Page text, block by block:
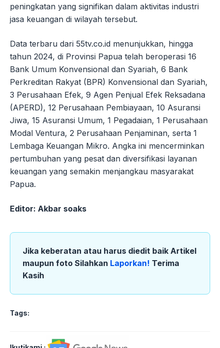
peningkatan yang signifikan dalam aktivitas industri
jasa keuangan di wilayah tersebut.
Data terbaru dari 55tv.co.id menunjukkan, hingga
tahun 2024, di Provinsi Papua telah beroperasi 16
Bank Umum Konvensional dan Syariah, 6 Bank
Perkreditan Rakyat (BPR) Konvensional dan Syariah,
3 Perusahaan Efek, 9 Agen Penjual Efek Reksadana
(APERD), 12 Perusahaan Pembiayaan, 10 Asuransi
Jiwa, 15 Asuransi Umum, 1 Pegadaian, 1 Perusahaan
Modal Ventura, 2 Perusahaan Penjaminan, serta 1
Lembaga Keuangan Mikro. Angka ini mencerminkan
pertumbuhan yang pesat dan diversifikasi layanan
keuangan yang semakin menjangkau masyarakat
Papua.
Editor: Akbar soaks
Jika keberatan atau harus diedit baik Artikel
maupun foto Silahkan Laporkan! Terima
Kasih
Tags: